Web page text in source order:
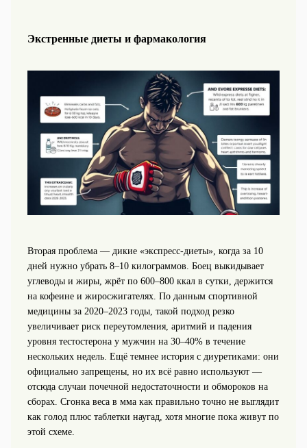
Экстренные диеты и фармакология
Вторая проблема — дикие «экспресс‑диеты», когда за 10
дней нужно убрать 8–10 килограммов. Боец выкидывает
углеводы и жиры, жрёт по 600–800 ккал в сутки, держится
на кофеине и жиросжигателях. По данным спортивной
медицины за 2020–2023 годы, такой подход резко
увеличивает риск переутомления, аритмий и падения
уровня тестостерона у мужчин на 30–40% в течение
нескольких недель. Ещё темнее история с диуретиками: они
официально запрещены, но их всё равно используют —
отсюда случаи почечной недостаточности и обмороков на
сборах. Сгонка веса в мма как правильно точно не выглядит
как голод плюс таблетки наугад, хотя многие пока живут по
этой схеме.